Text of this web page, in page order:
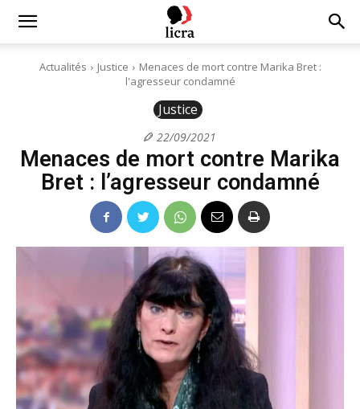
Licra
Antiraciste
Actualités Justice
Menaces de mort contre Marika Bret :
l'agresseur condamné
Justice
22/09/2021
Menaces de mort contre Marika
Bret : l’agresseur condamné